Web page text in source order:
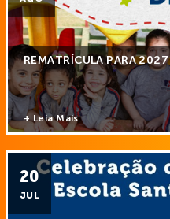
REMATRÍCULA PARA 2027
+ Leia Mais
20
JUL